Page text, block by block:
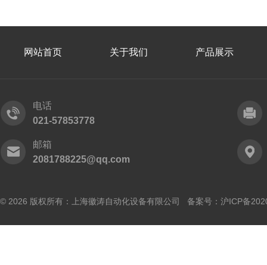
网站首页 关于我们 产品展示
电话
021-57853778
邮箱
2081788225@qq.com
© 2026 版权所有：上海徽涛自动化设备有限公司 备案号： 沪ICP备